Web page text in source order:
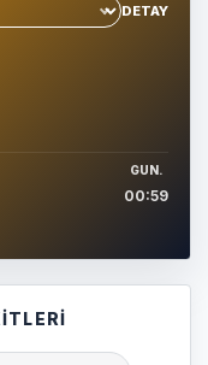
DETAY
GUN.
00:59